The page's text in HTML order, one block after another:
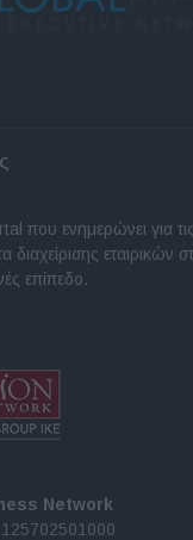
που ενημερώνει για τις
διαχείρισης
επίπεδο.
Network